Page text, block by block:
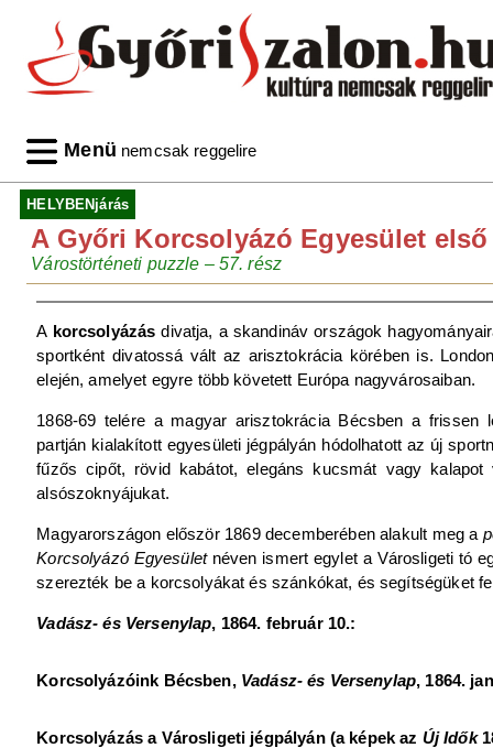
Menü nemcsak reggelire
HELYBENjárás
A Győri Korcsolyázó Egyesület
Várostörténeti puzzle – 57. rész
A korcsolyázás divatja, a skandináv országok
sportként divatossá vált az arisztokrácia körében is.
elején, amelyet egyre több követett Európa nagyvárosaiban.
1868-69 telére a magyar arisztokrácia Bécsben a frissen
partján kialakított egyesületi jégpályán hódolhatott az új
fűzős cipőt, rövid kabátot, elegáns kucsmát vagy
alsószoknyájukat.
Magyarországon először 1869 decemberében alakult meg a
Korcsolyázó Egyesületnéven ismert egylet a Városligeti tó
szerezték be a korcsolyákat és szánkókat, és segítségüket
Vadász- és Versenylap, 1864. február 10.:
Korcsolyázóink Bécsben, Vadász- és Versenylap, 1864.
Korcsolyázás a Városligeti jégpályán (a képek az Új Idők